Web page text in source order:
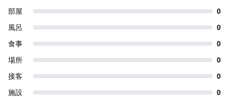
部屋
0
風呂
0
食事
0
場所
0
接客
0
施設
0